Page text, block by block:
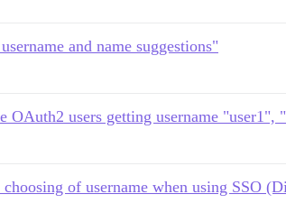
and name suggestions"
OAuth2 users getting username "user1",
of username when using SSO